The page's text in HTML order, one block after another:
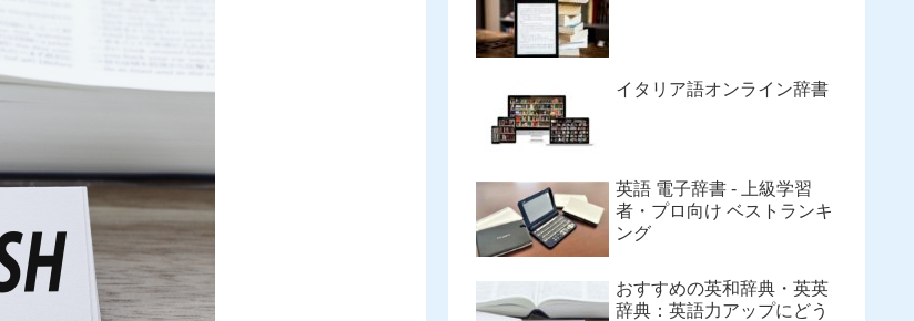
イタリア語オンライン辞書
英語 電子辞書 - 上級学習
者・プロ向け ベストランキ
ング
おすすめの英和辞典・英英
辞典：英語力アップにどう